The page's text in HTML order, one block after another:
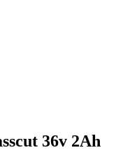
36v 2Ah